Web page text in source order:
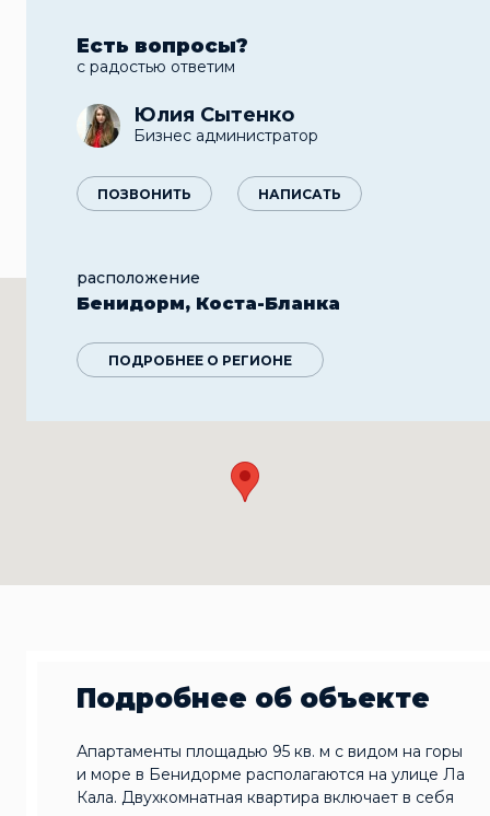
Есть вопросы?
с радостью ответим
Юлия Сытенко
Бизнес администратор
ПОЗВОНИТЬ НАПИСАТЬ
расположение
Бенидорм, Коста-Бланка
ПОДРОБНЕЕ О РЕГИОНЕ
Подробнее об объекте
Апартаменты площадью 95 кв. м с видом на горы
и море в Бенидорме располагаются на улице Ла
Кала. Двухкомнатная квартира включает в себя